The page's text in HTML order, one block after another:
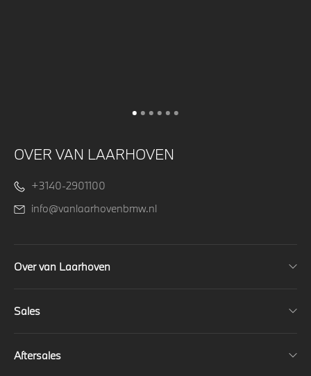
OVER VAN LAARHOVEN
+3140-2901100
info@vanlaarhovenbmw.nl
Over van Laarhoven
Sales
Aftersales